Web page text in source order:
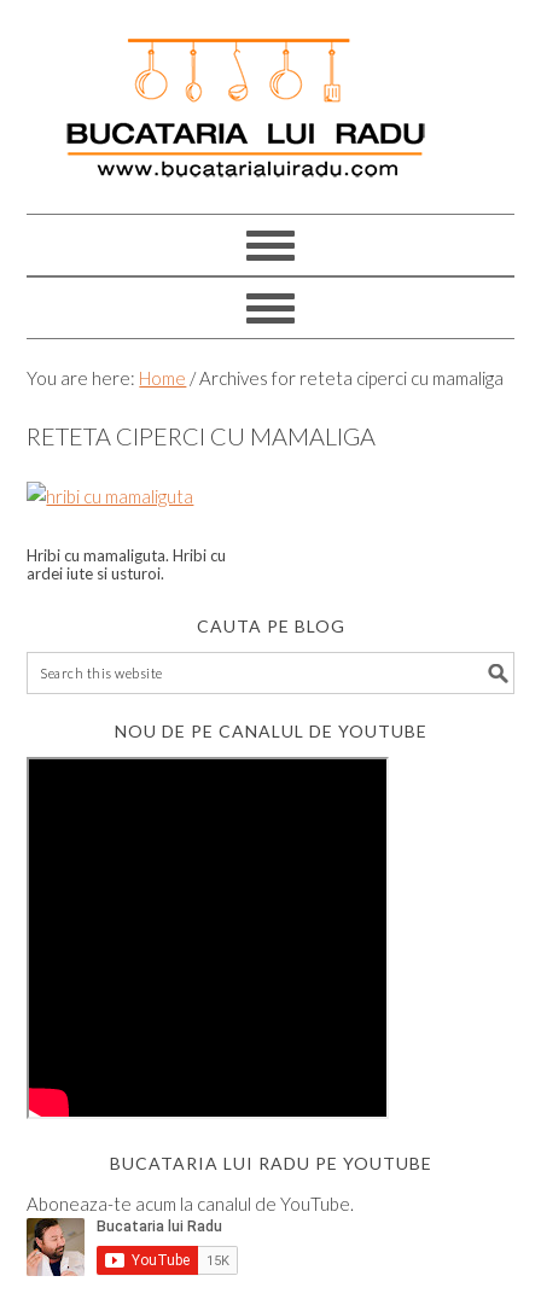
You are here: Home /Archives for reteta ciperci cu mamaliga
RETETA CIPERCI CU MAMALIGA
Hribi cu mamaliguta. Hribi cu
ardei iute si usturoi.
CAUTA PE BLOG
NOU DE PE CANALUL DE YOUTUBE
BUCATARIA LUI RADU PE YOUTUBE
Aboneaza-te acum la canalul de YouTube.